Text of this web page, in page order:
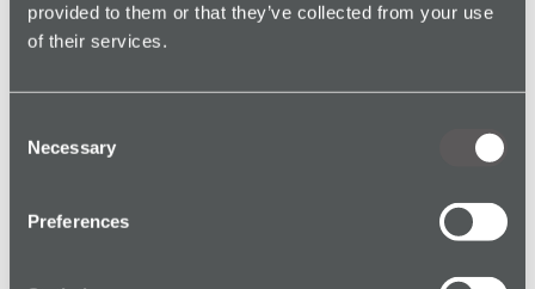
provided to them or that they’ve collected from your use
of their services.
Selection
Necessary
Preferences
Teile diesen Artikel mit deinem Netzwerk